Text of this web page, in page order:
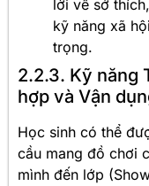
lời về sở
kỹ năng xã
trọng.
2.2.3. Kỹ năng
hợp và Vận
Học sinh có thể
cầu mang đồ chơi
mình đến lớp